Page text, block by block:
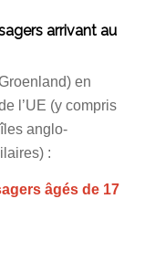
arrivant au
en
l’UE (y compris
anglo-
:
âgés de 17